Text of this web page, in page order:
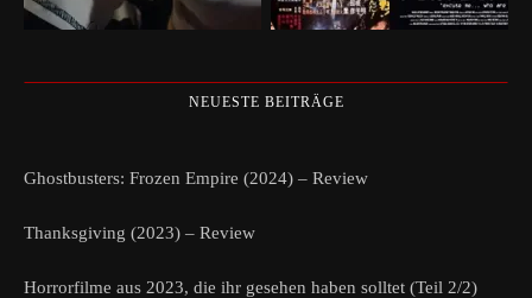
NEUESTE BEITRÄGE
Ghostbusters: Frozen Empire (2024) – Review
Thanksgiving (2023) – Review
Horrorfilme aus 2023, die ihr gesehen haben solltet (Teil 2/2)